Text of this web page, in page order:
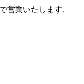
営業いたします。